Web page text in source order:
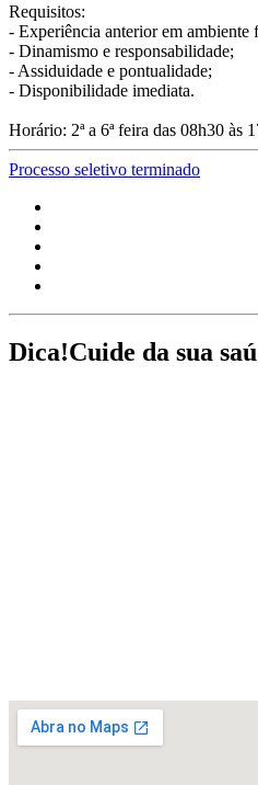
Requisitos:
- Experiência anterior em ambiente
- Dinamismo e responsabilidade;
- Assiduidade e pontualidade;
- Disponibilidade imediata.
Horário: 2ª a 6ª feira das 08h30 às
Processo seletivo terminado
Dica!Cuide da sua